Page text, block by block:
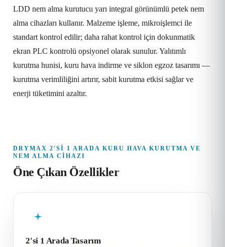
LDD nem alma kurutucu yarı integral görünümlü petek nem
alma cihazları kullanır. Malzeme işleme, mikroişlemci ile
standart kontrol edilir; daha rahat kontrol için dokunmatik
ekran PLC kontrolü opsiyonel olarak sunulur. Yalıtımlı
kurutma hunisi, kuru hava indirme ve siklon egzoz tasarımı —
kurutma verimliliğini artırır, sabit kurutma etkisi sağlar ve
enerji tüketimini azaltır.
DRYMAX 2'SI 1 ARADA KURU HAVA KURUTMA VE
NEM ALMA CIHAZI
Öne Çıkan Özellikler
2'si 1 Arada Tasarım